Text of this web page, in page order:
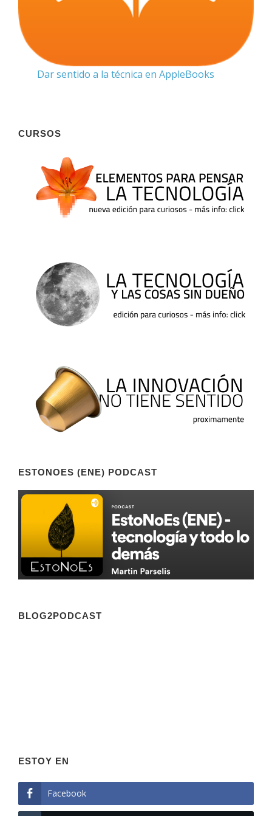
Dar sentido a la técnica en AppleBooks
CURSOS
ESTONOES (ENE) PODCAST
BLOG2PODCAST
ESTOY EN
Facebook